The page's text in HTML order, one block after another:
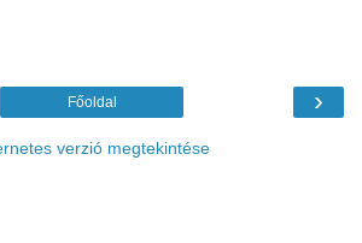
›
Főoldal
verzió megtekintése